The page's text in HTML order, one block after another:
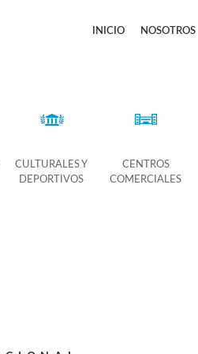
INICIO NOSOTROS
CULTURALES Y
DEPORTIVOS
CENTROS
COMERCIALES